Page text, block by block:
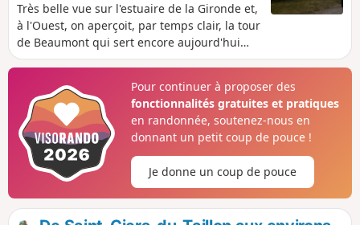
Très belle vue sur l'estuaire de la Gironde et,
à l'Ouest, on aperçoit, par temps clair, la tour
de Beaumont qui sert encore aujourd'hui
d'amer à la navigation.
Pour continuer à proposer des
fonctionnalités gratuites et pratiques
en randonnée, soutenez-nous en
donnant un petit coup de pouce !
Je donne un coup de pouce